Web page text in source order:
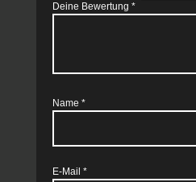
Deine Bewertung *
Name *
E-Mail *